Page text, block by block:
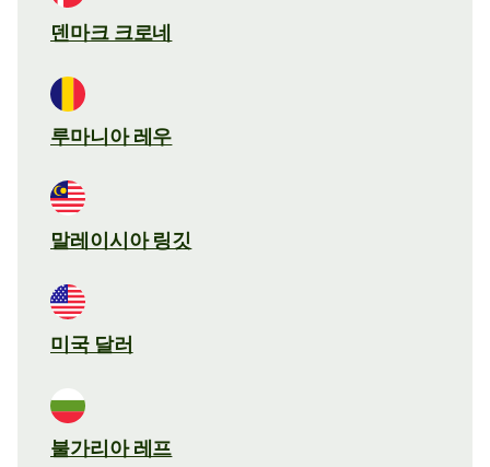
덴마크 크로네
루마니아 레우
말레이시아 링깃
미국 달러
불가리아 레프